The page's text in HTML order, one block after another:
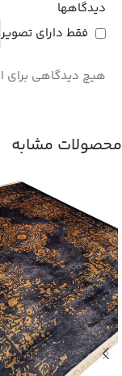
دیدگاهها
فقط دارای تصویر
هیچ دیدگاهی
محصولات مشابه